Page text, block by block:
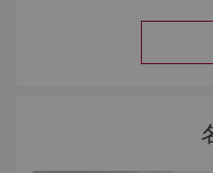
Avenue K 购物中心与
活力氛围和多元美食著
Ombak KLCC 就在标志